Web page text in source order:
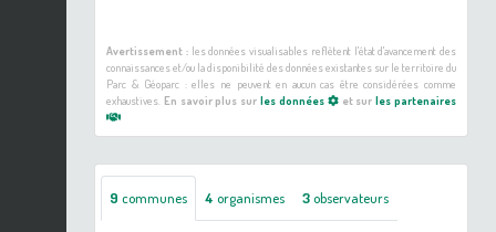
Avertissement :les données visualisables reflètent l'état d'avancement des
connaissances et/ou la disponibilité des données existantes sur le territoire du
Parc & Géoparc : elles ne peuvent en aucun cas être considérées comme
exhaustives. En savoir plus sur les données et surles partenaires
9 communes 4 organismes 3observateurs